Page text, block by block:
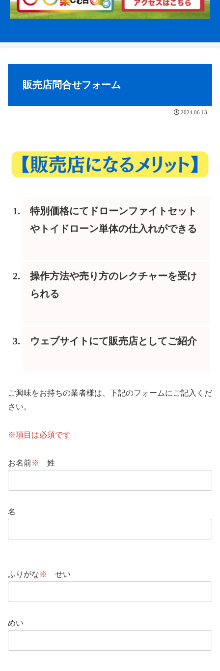
販売店問合せフォーム
2024.06.13
特別価格にてドローンファイトセット
やトイドローン単体の仕入れができる
操作方法や売り方のレクチャーを受け
られる
ウェブサイトにて販売店としてご紹介
ご興味をお持ちの業者様は、下記のフォームにご記入くだ
さい。
※項目は必須です
お名前※ 姓
名
ふりがな※ せい
めい